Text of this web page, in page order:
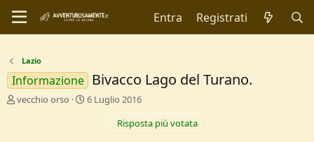
Entra Registrati
Lazio
Informazione Bivacco Lago del Turano.
C
vecchio orso
D
6 Luglio 2016
Risposta più votata